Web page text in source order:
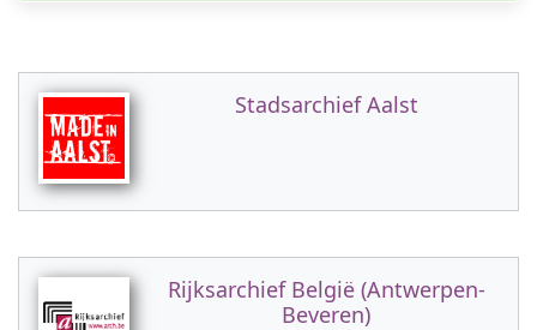
Stadsarchief Aalst
Rijksarchief België (Antwerpen-
Beveren)